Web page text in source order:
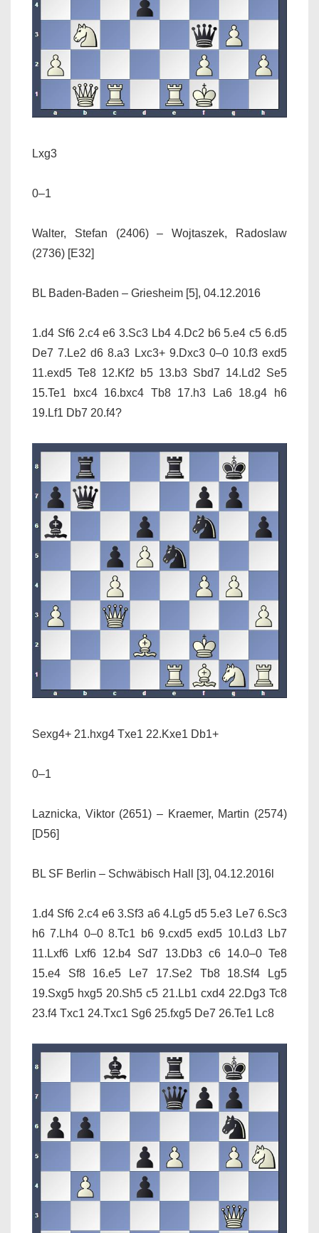
Lxg3
0–1
Walter, Stefan (2406) – Wojtaszek, Radoslaw
(2736) [E32]
BL Baden-Baden – Griesheim [5], 04.12.2016
1.d4 Sf6 2.c4 e6 3.Sc3 Lb4 4.Dc2 b6 5.e4 c5 6.d5
De7 7.Le2 d6 8.a3 Lxc3+ 9.Dxc3 0–0 10.f3 exd5
11.exd5 Te8 12.Kf2 b5 13.b3 Sbd7 14.Ld2 Se5
15.Te1 bxc4 16.bxc4 Tb8 17.h3 La6 18.g4 h6
19.Lf1 Db7 20.f4?
Sexg4+ 21.hxg4 Txe1 22.Kxe1 Db1+
0–1
Laznicka, Viktor (2651) – Kraemer, Martin (2574)
[D56]
BL SF Berlin – Schwäbisch Hall [3], 04.12.2016l
1.d4 Sf6 2.c4 e6 3.Sf3 a6 4.Lg5 d5 5.e3 Le7 6.Sc3
h6 7.Lh4 0–0 8.Tc1 b6 9.cxd5 exd5 10.Ld3 Lb7
11.Lxf6 Lxf6 12.b4 Sd7 13.Db3 c6 14.0–0 Te8
15.e4 Sf8 16.e5 Le7 17.Se2 Tb8 18.Sf4 Lg5
19.Sxg5 hxg5 20.Sh5 c5 21.Lb1 cxd4 22.Dg3 Tc8
23.f4 Txc1 24.Txc1 Sg6 25.fxg5 De7 26.Te1 Lc8